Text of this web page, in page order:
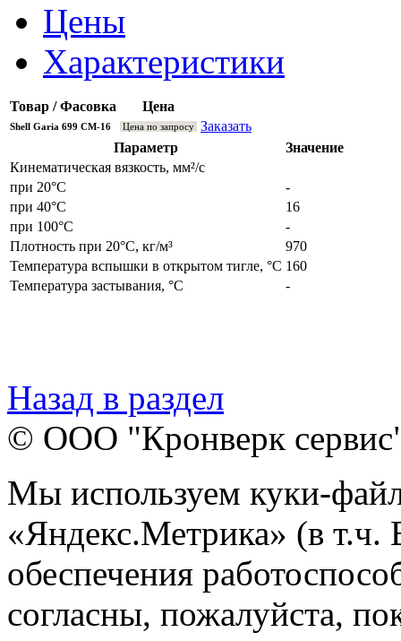
Цены
Характеристики
Товар / Фасовка Цена
Shell Garia 699 СM-16 Цена по запросу Заказать
Параметр
Значение
Кинематическая вязкость, мм²/с
при 20°С
-
при 40°С
16
при 100°С
-
Плотность при 20°С, кг/м³
970
Температура вспышки в открытом тигле, °С 160
Температура застывания, °С
-
Назад в раздел
© ООО "Кронверк
Мы используем куки-
«Яндекс.Метрика» (в т.ч.
обеспечения
согласны, пожалуйста,